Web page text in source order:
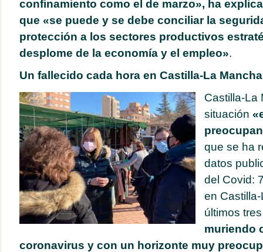
confinamiento como el de marzo», ha
que «se puede y se debe conciliar la
protección a los sectores productivos
desplome de la economía y el empleo».
Un fallecido cada hora en Castilla-La
Castilla-La
situación
que se ha
datos
del Covid:
en
últimos
muriendo
coronavirus y con un horizonte muy